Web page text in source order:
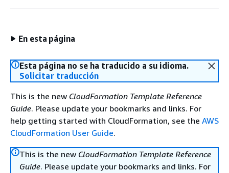
En esta página
Esta página no se ha traducido a su idioma.
Solicitar traducción
This is the new CloudFormation Template Reference
Guide. Please update your bookmarks and links. For
help getting started with CloudFormation, see the AWS
CloudFormation User Guide.
This is the new CloudFormation Template Reference
Guide. Please update your bookmarks and links. For